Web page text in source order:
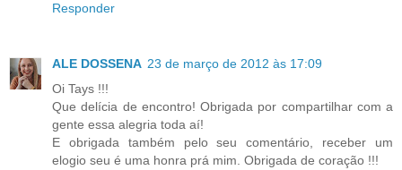
Responder
ALE DOSSENA 23 de março de 2012 às 17:09
Oi Tays !!!
Que delícia de encontro! Obrigada por compartilhar com a
gente essa alegria toda aí!
E obrigada também pelo seu comentário, receber um
elogio seu é uma honra prá mim. Obrigada de coração !!!